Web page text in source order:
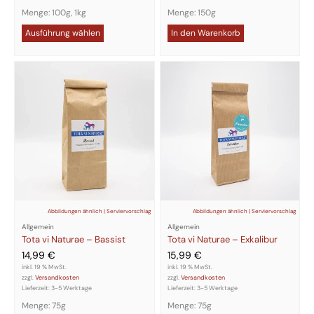
Menge: 100g, 1kg
Ausführung wählen
Menge: 150g
In den Warenkorb
Abbildungen ähnlich | Serviervorschlag
Allgemein
Tota vi Naturae – Bassist
14,99 €
inkl. 19 % MwSt.
zzgl.Versandkosten
Lieferzeit:3-5 Werktage
Menge: 75g
Abbildungen ähnlich | Serviervorschlag
Allgemein
Tota vi Naturae – Exkalibur
15,99 €
inkl. 19 % MwSt.
zzgl.Versandkosten
Lieferzeit:3-5 Werktage
Menge: 75g